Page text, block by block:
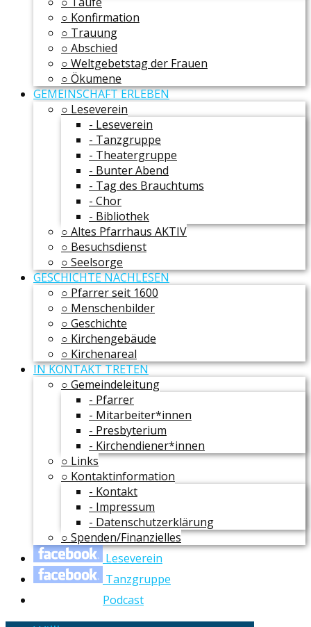
○ Konfirmation
○ Trauung
○ Abschied
○ Weltgebetstag der Frauen
○ Ökumene
GEMEINSCHAFT ERLEBEN
○ Leseverein
- Leseverein
- Tanzgruppe
- Theatergruppe
- Bunter Abend
- Tag des Brauchtums
- Chor
- Bibliothek
○ Altes Pfarrhaus AKTIV
○ Besuchsdienst
○ Seelsorge
GESCHICHTE NACHLESEN
○ Pfarrer seit 1600
○ Menschenbilder
○ Geschichte
○ Kirchengebäude
○ Kirchenareal
IN KONTAKT TRETEN
○ Gemeindeleitung
- Pfarrer
- Mitarbeiter*innen
- Presbyterium
- Kirchendiener*innen
○ Links
○ Kontaktinformation
- Kontakt
- Impressum
- Datenschutzerklärung
○ Spenden/Finanzielles
Leseverein
Tanzgruppe
Podcast